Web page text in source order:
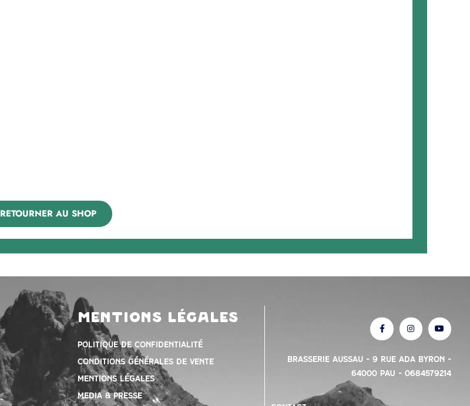
RETOURNER AU SHOP
mentions légales
Politique de confidentialité
Conditions Générales de vente
mentions légales
Media & presse
Brasserie Aussau – 9 Rue Ada Byron –
64000 PAU – 0684579214